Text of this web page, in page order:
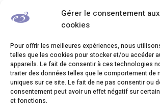
Gérer le consentement aux
cookies
Pour offrir les meilleures expériences, nous
telles que les cookies pour stocker et/ou accéder
appareils. Le fait de consentir à ces technologies
traiter des données telles que le comportement de
uniques sur ce site. Le fait de ne pas consentir ou
consentement peut avoir un effet négatif sur
et fonctions.
Renforcement du système immunitaire
immunitaire, aidant ainsi à prévenir les
blessure.
Applications cliniques
Les recherches ont montré que l’utilisation
de croissance pourrait avoir des